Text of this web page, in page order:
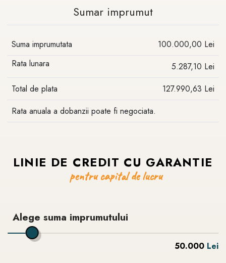
Sumar imprumut
Suma imprumutata
100.000,00 Lei
Rata lunara
5.287,10 Lei
Total de plata
127.990,63 Lei
Rata anuala a dobanzii poate fi negociata.
LINIE DE CREDIT CU GARANTIE
pentru capital de lucru
Alege suma imprumutului
50.000 Lei